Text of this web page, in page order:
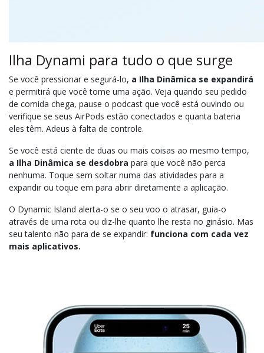
Ilha Dynami para tudo o que surge
Se você pressionar e segurá-lo, a Ilha Dinâmica se expandirá
e permitirá que você tome uma ação. Veja quando seu pedido
de comida chega, pause o podcast que você está ouvindo ou
verifique se seus AirPods estão conectados e quanta bateria
eles têm. Adeus à falta de controle.
Se você está ciente de duas ou mais coisas ao mesmo tempo,
a Ilha Dinâmica se desdobra para que você não perca
nenhuma. Toque sem soltar numa das atividades para a
expandir ou toque em para abrir diretamente a aplicação.
O Dynamic Island alerta-o se o seu voo o atrasar, guia-o
através de uma rota ou diz-lhe quanto lhe resta no ginásio. Mas
seu talento não para de se expandir: funciona com cada vez
mais aplicativos.